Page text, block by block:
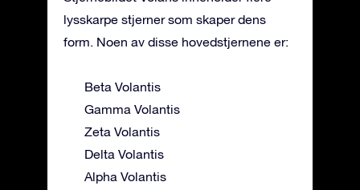
lysskarpe stjerner som skaper dens
form. Noen av disse hovedstjernene er:
Beta Volantis
Gamma Volantis
Zeta Volantis
Delta Volantis
Alpha Volantis